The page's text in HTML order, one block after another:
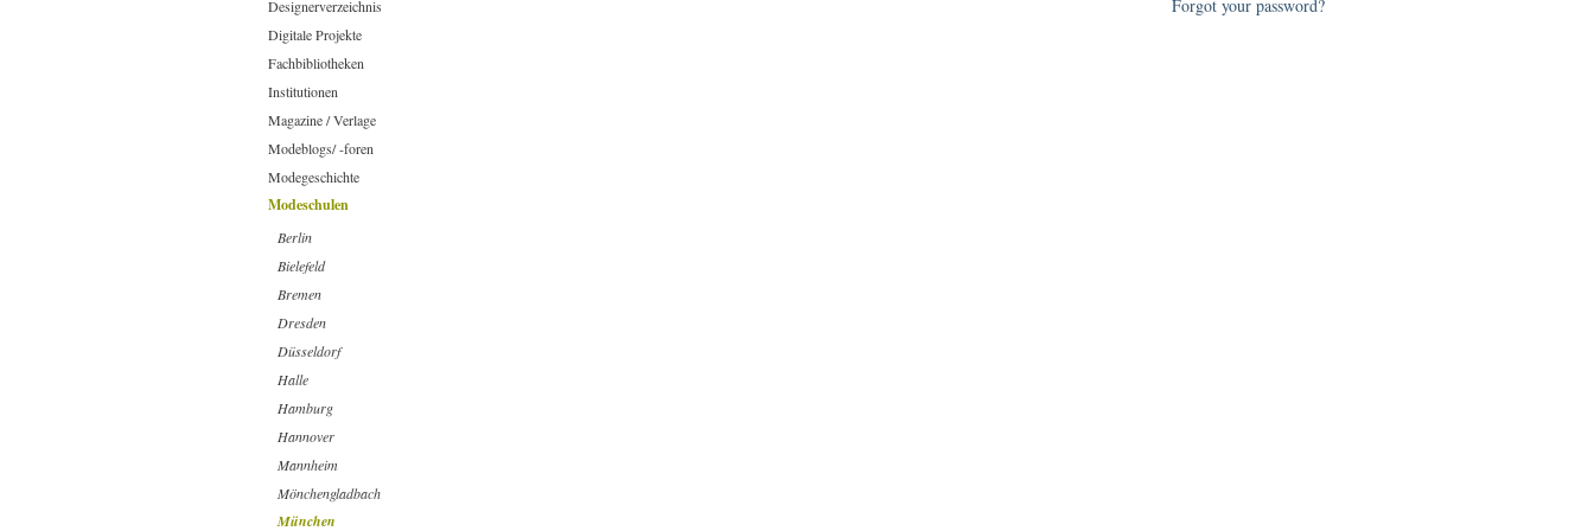
Designerverzeichnis
Digitale Projekte
Fachbibliotheken
Institutionen
Magazine / Verlage
Modeblogs/ -foren
Modegeschichte
Modeschulen
Berlin
Bielefeld
Bremen
Dresden
Düsseldorf
Halle
Hamburg
Hannover
Mannheim
Mönchengladbach
München
Forgot your password?